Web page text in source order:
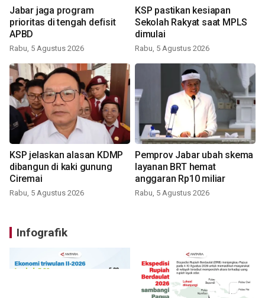
Jabar jaga program
prioritas di tengah defisit
APBD
Rabu, 5 Agustus 2026
KSP pastikan kesiapan
Sekolah Rakyat saat MPLS
dimulai
Rabu, 5 Agustus 2026
KSP jelaskan alasan KDMP
dibangun di kaki gunung
Ciremai
Rabu, 5 Agustus 2026
Pemprov Jabar ubah skema
layanan BRT hemat
anggaran Rp10 miliar
Rabu, 5 Agustus 2026
Infografik